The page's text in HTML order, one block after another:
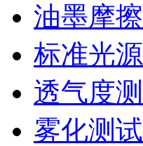
油墨摩
标准光
透气度
雾化测